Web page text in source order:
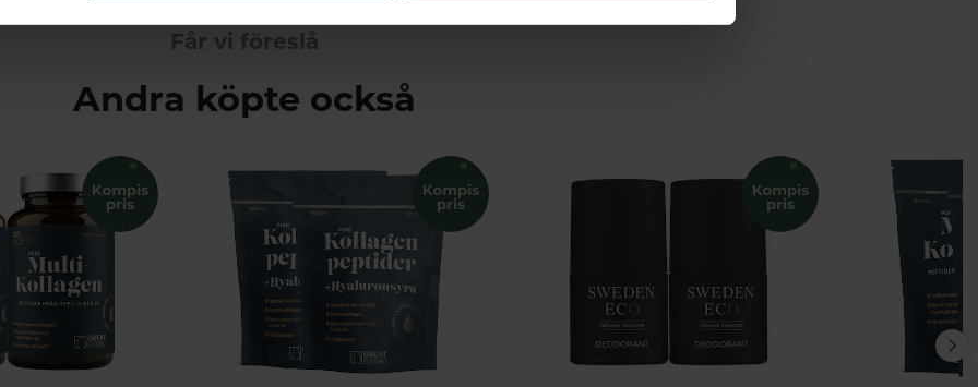
Får vi föreslå
Andra köpte också